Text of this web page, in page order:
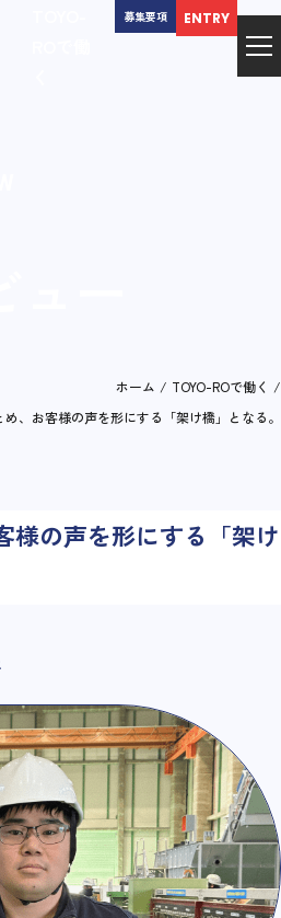
募集要項 ENTRY
ホーム / TOYO-ROで働く /
、お客様の声を形にする「架け橋」となる。
様の声を形にする「架け